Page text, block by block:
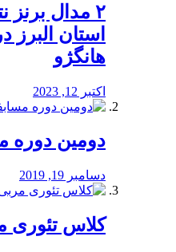
استان البرز
هانگژو
اکتبر 12, 2023
دومین دوره
دسامبر 19, 2019
کلاس تئوری